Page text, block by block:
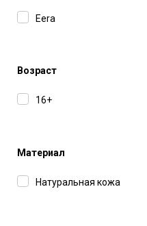
Eera
Возраст
16+
Материал
Натуральная кожа